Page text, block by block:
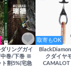
リングガイ
中巻/下巻 ※
割5%(宅急
取寄もOK
クダイヤ